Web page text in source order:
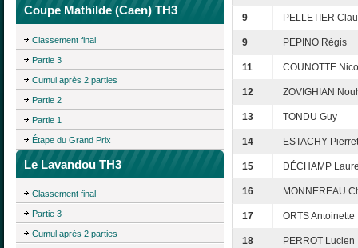
Coupe Mathilde (Caen) TH3
Classement final
Partie 3
Cumul après 2 parties
Partie 2
Partie 1
Étape du Grand Prix
Le Lavandou TH3
Classement final
Partie 3
Cumul après 2 parties
9 PELLETIER
9 PEPINO Régis
11 COUNOTTE
12 ZOVIGHIAN
13 TONDU Guy
14 ESTACHY
15 DÉCHAMP
16 MONNEREAU
17 ORTS Antoinette
18 PERROT Lucien